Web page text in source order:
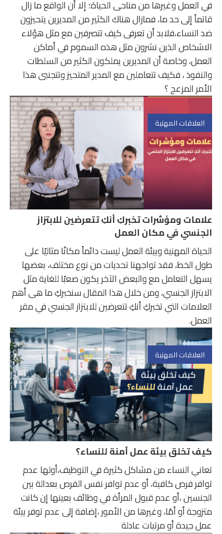
في العمل وغيرها من مناحى الحياة؛ إلا أن الواقع ما زال
قاتماً إلى حد ما، فمازال هناك الكثير من المديرين يتحيزون
ضد النساء،فلابد أن تعرفى كيف تتصرفين مع مثل هؤلاء
الاشخاص الذين نشرون مثل هذه السموم في أماكن
العمل، وخاصة أن المديرين يملكون الكثير من السلطات
والنفوذ ، فكيف تتعاملين مع المدير المتحيز وتتجنبى هذا
الأمر المزعج ؟
العلاقات المهنية
علامات ومؤشرات تخبركِ أنكِ تتعرضين للابتزاز
الجنسي في مكان العمل
الحياة المهنية وبيئة العمل ليست دائماً مكانًا مثاليًا على
طول الخط، فقد تواجهنا تحديات من نوع مختلف، بعضها
يسهل التعامل مع والبعض الآخر يكون صعبًا للغاية مثل
الابتزاز الجنسي، ومن خلال هذا المقال سنخبركِ ما هى أهم
العلامات التي تخبركِ أنكِ تتعرضين للابتزاز الجنسي في مقر
العمل.
العلاقات المهنية
كيف تخلق بيئة عمل آمنة للنساء؟
تعاني النساء من مشاكل كثيرة في التوظيف،أولها عدم
توافر فرص كافية، أو عدم توافر نفس الفرص بعدالة بين
الجنسين ،أو عدم قبول المرأة في وظائف بعينها إن كانت
متزوجة أو أمًا، وغيرها من الأمور ،إضافة إلى عدم توفر بيئة
عمل جيدة أو مرتبات عادلة